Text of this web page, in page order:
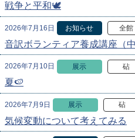
戦争と平和🕊
2026年7月16日 お知らせ 全館
音訳ボランティア養成講座（
2026年7月10日 展示 砧
夏🍉
2026年7月9日 展示 砧
気候変動について考えてみる